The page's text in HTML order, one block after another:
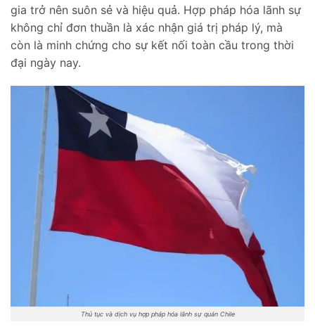
gia trở nên suôn sẻ và hiệu quả. Hợp pháp hóa lãnh sự
không chỉ đơn thuần là xác nhận giá trị pháp lý, mà
còn là minh chứng cho sự kết nối toàn cầu trong thời
đại ngày nay.
Thủ tục và dịch vụ hợp pháp hóa lãnh sự quán Chile